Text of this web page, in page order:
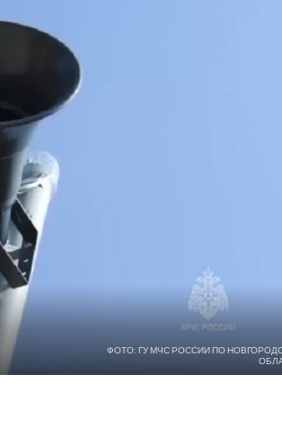
ФОТО: ГУ МЧС РОССИИ ПО